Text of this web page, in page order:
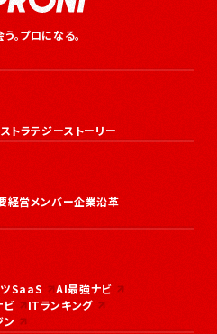
。プロになる。
トラテジーストーリー
経営メンバー企業沿革
SaaS
AI最強ナビ
ビ
ITランキング
ン